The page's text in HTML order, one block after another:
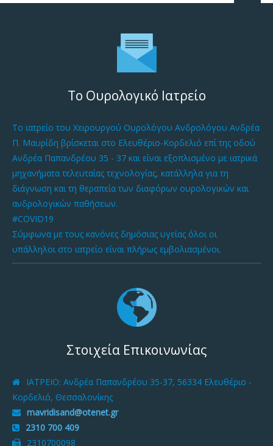
Το Ουρολογικό Ιατρείο
Το ιατρείο του Χειρουργού Ουρολόγου Ανδρολόγου Ανδρέα
Π. Μαυρίδη βρίσκεται στο Ελευθέριο-Κορδελιό επί της οδού
Ανδρέα Παπανδρέου 35 - 37 και είναι εξοπλισμένο με ιατρικά
μηχανήματα τελευταίας τεχνολογίας, κατάλληλα για τη
διάγνωση και τη θεραπεία των διαφόρων ουρολογικών και
ανδρολογικών παθήσεων.
#COVID19
Σύμφωνα με τους κανόνες δημόσιας υγείας όλοι οι
υπάλληλοι στο ιατρείο είναι πλήρως εμβολιασμένοι.
Στοιχεία Επικοινωνίας
ΙΑΤΡΕΙΟ: Ανδρέα Παπανδρέου 35-37, 56334 Ελευθέριο -
Κορδελιό, Θεσσαλονίκης
mavridisand@otenet.gr
2310 700 409
2310700098